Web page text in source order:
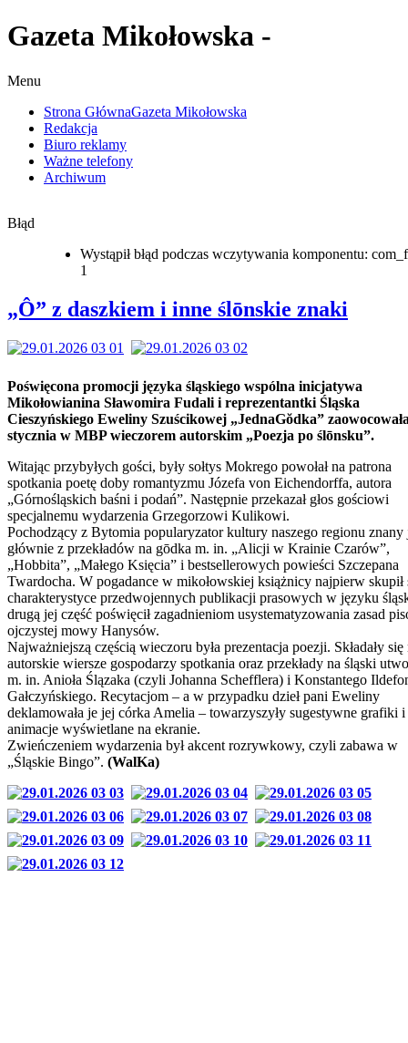
Gazeta Mikołowska -
Menu
Strona GłównaGazeta Mikołowska
Redakcja
Biuro reklamy
Ważne telefony
Archiwum
Błąd
Wystąpił błąd podczas wczytywania komponentu:
1
„Ô” z daszkiem i inne ślōnskie znaki
Poświęcona promocji języka śląskiego wspólna inicjatywa
Mikołowianina Sławomira Fudali i reprezentantki Śląska
Cieszyńskiego Eweliny Szuścikowej „JednaGŏdka”
stycznia w MBP wieczorem autorskim „Poezja po ślōnsku”.
Witając przybyłych gości, były sołtys Mokrego powołał na patrona
spotkania poetę doby romantyzmu Józefa von Eichendorffa, autora
„Górnośląskich baśni i podań”. Następnie przekazał głos gościowi
specjalnemu wydarzenia Grzegorzowi Kulikowi.
Pochodzący z Bytomia popularyzator kultury naszego regionu znany
głównie z przekładów na gōdka m. in. „Alicji w Krainie Czarów”,
„Hobbita”, „Małego Księcia” i bestsellerowych powieści Szczepana
Twardocha. W pogadance w mikołowskiej książnicy najpierw skupił
charakterystyce przedwojennych publikacji prasowych w języku
drugą jej część poświęcił zagadnieniom usystematyzowania zasad
ojczystej mowy Hanysów.
Najważniejszą częścią wieczoru była prezentacja poezji. Składały się
autorskie wiersze gospodarzy spotkania oraz przekłady na śląski
m. in. Anioła Ślązaka (czyli Johanna Schefflera) i Konstantego
Gałczyńskiego. Recytacjom – a w przypadku dzieł pani Eweliny
deklamowała je jej córka Amelia – towarzyszyły sugestywne grafiki i
animacje wyświetlane na ekranie.
Zwieńczeniem wydarzenia był akcent rozrywkowy, czyli zabawa w
„Śląskie Bingo”. (WalKa)